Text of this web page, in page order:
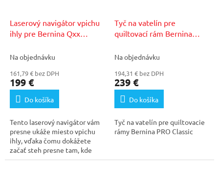
Laserový navigátor vpichu
ihly pre Bernina Qxx
Na objednávku
161,79 € bez DPH
199 €
Do košíka
Tento laserový navigátor vám
presne ukáže miesto vpichu
ihly, vďaka čomu dokážete
začať steh presne tam, kde
potrebujete.
Tyč na vatelín pre
quiltovací rám Bernina
Na objednávku
194,31 € bez DPH
239 €
Do košíka
Tyč na vatelín pre quiltovacie
rámy Bernina PRO Classic